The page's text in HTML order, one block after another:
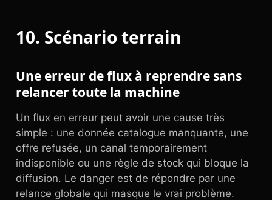
10. Scénario terrain
Une erreur de flux à reprendre sans
relancer toute la machine
Un flux en erreur peut avoir une cause très
simple : une donnée catalogue manquante, une
offre refusée, un canal temporairement
indisponible ou une règle de stock qui bloque la
diffusion. Le danger est de répondre par une
relance globale qui masque le vrai problème.